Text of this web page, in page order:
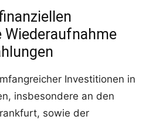
Investitionen in
insbesondere an den
sowie der